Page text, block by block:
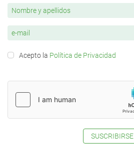
Acepto la Política de Privacidad
SUSCRIBIRSE